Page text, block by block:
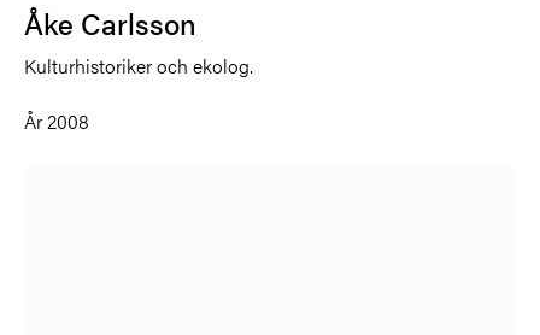
Åke Carlsson
Kulturhistoriker och ekolog.
År 2008